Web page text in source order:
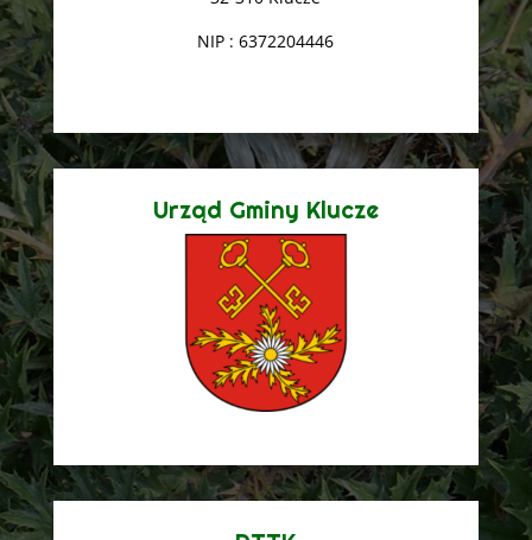
NIP : 6372204446
Urząd Gminy Klucze